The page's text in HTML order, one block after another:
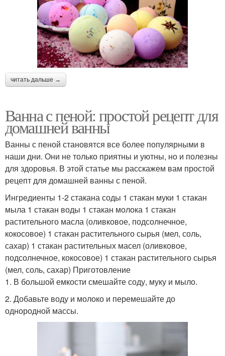
читать дальше →
Ванна с пеной: простой рецепт для
домашней ванны
Ванны с пеной становятся все более популярными в
наши дни. Они не только приятны и уютны, но и полезны
для здоровья. В этой статье мы расскажем вам простой
рецепт для домашней ванны с пеной.
Ингредиенты 1-2 стакана соды 1 стакан муки 1 стакан
мыла 1 стакан воды 1 стакан молока 1 стакан
растительного масла (оливковое, подсолнечное,
кокосовое) 1 стакан растительного сырья (мел, соль,
сахар) 1 стакан растительных масел (оливковое,
подсолнечное, кокосовое) 1 стакан растительного сырья
(мел, соль, сахар) Приготовление
1. В большой емкости смешайте соду, муку и мыло.
2. Добавьте воду и молоко и перемешайте до
однородной массы.